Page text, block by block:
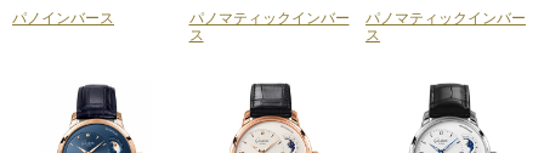
パノインバース
パノマティックインバー
ス
パノマティックインバー
ス